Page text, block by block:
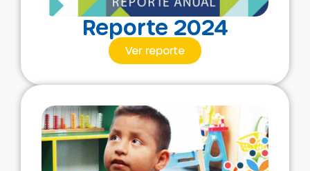
Reporte 2024
Ver reporte